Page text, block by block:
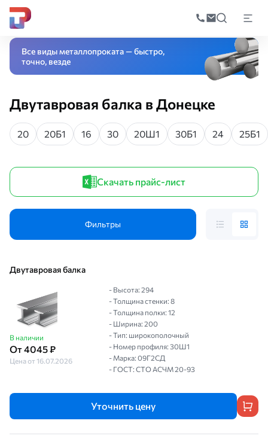
по
Главная Фасонный прокатДвутавровая
Все виды металлопроката — быстро,
точно, везде
Двутавровая балка в Донецке
20 20Б1 16 30 20Ш1 30Б1 24 25Б1
Скачать прайс-лист
Фильтры
Двутавровая балка
В наличии
От 4045 ₽
Цена от 16.07.2026
- Высота: 294
- Толщина стенки: 8
- Толщина полки: 12
- Ширина: 200
- Тип: широкополочный
- Номер профиля: 30Ш1
- Марка: 09Г2СД
- ГОСТ: СТО АСЧМ 20-93
Уточнить цену